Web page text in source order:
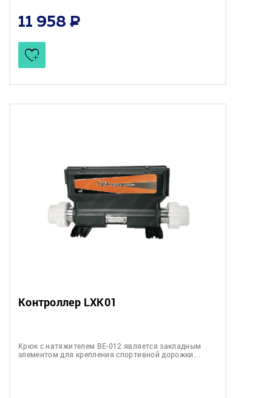
11 958
Контроллер LXK01
Крюк с натяжителем BE-012 является закладным
элементом для крепления спортивной дорожки…